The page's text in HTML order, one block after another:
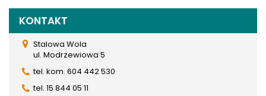
KONTAKT
Stalowa Wola
ul. Modrzewiowa 5
tel. kom. 604 442 530
tel. 15 844 05 11